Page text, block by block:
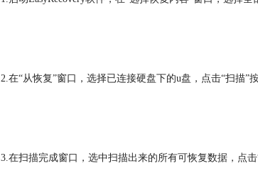
2.在“从恢复”窗口，选择已连接硬盘下的u盘，点击“扫描”
3.在扫描完成窗口，选中扫描出来的所有可恢复数据，点击